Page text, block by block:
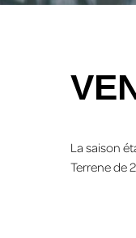
La saison
Terrene de